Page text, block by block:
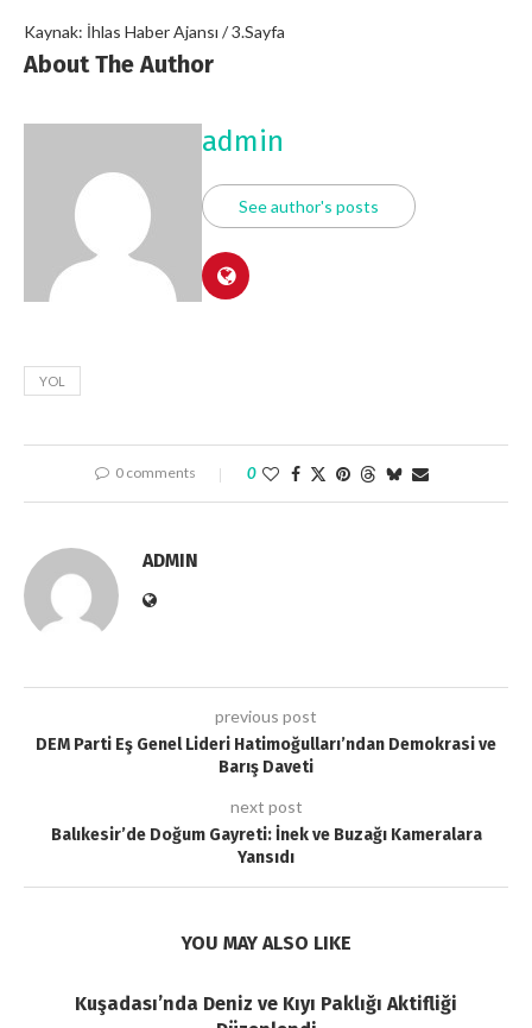
Kaynak: İhlas Haber Ajansı / 3.Sayfa
About The Author
admin
See author's posts
YOL
0 comments 0
ADMIN
previous post
DEM Parti Eş Genel Lideri Hatimoğulları’ndan Demokrasi ve
Barış Daveti
next post
Balıkesir’de Doğum Gayreti: İnek ve Buzağı Kameralara
Yansıdı
YOU MAY ALSO LIKE
Kuşadası’nda Deniz ve Kıyı Paklığı Aktifliği